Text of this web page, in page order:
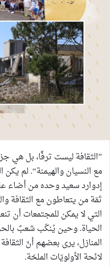
”الثقافة ليست ترفًا، بل هي
مع النسيان والهيمنة“. لم يكن
إدوارد سعيد وحده من أضاء
ثمّة من يتعاطون مع الثقافة
التي لا يمكن للمجتمعات أن
الحياة. وحين يُنكَب شعبٌ
المنازل، يرى بعضهم أنّ
لائحة الأولويّات الملحّة.